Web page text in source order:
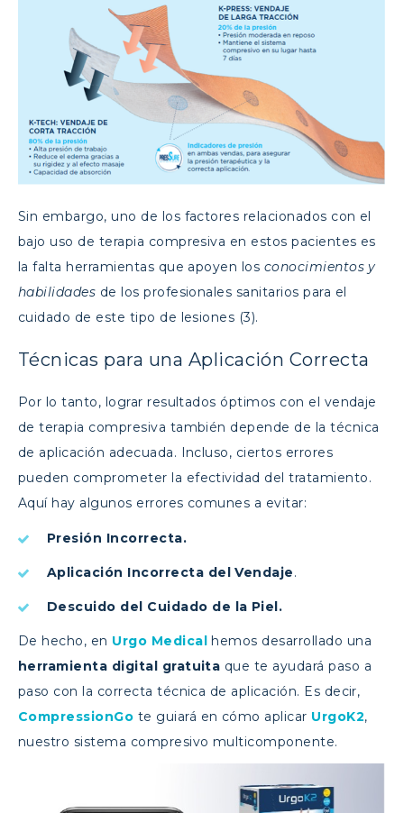
Sin embargo, uno de los factores relacionados con el
bajo uso de terapia compresiva en estos pacientes es
la falta herramientas que apoyen los conocimientos y
habilidades de los profesionales sanitarios para el
cuidado de este tipo de lesiones (3).
Técnicas para una Aplicación Correcta
Por lo tanto, lograr resultados óptimos con el vendaje
de terapia compresiva también depende de la técnica
de aplicación adecuada. Incluso, ciertos errores
pueden comprometer la efectividad del tratamiento.
Aquí hay algunos errores comunes a evitar:
Presión Incorrecta.
Aplicación Incorrecta del Vendaje.
Descuido del Cuidado de la Piel.
De hecho, en Urgo Medical hemos desarrollado una
herramienta digital gratuita que te ayudará paso a
paso con la correcta técnica de aplicación. Es decir,
CompressionGo te guiará en cómo aplicar UrgoK2,
nuestro sistema compresivo multicomponente.